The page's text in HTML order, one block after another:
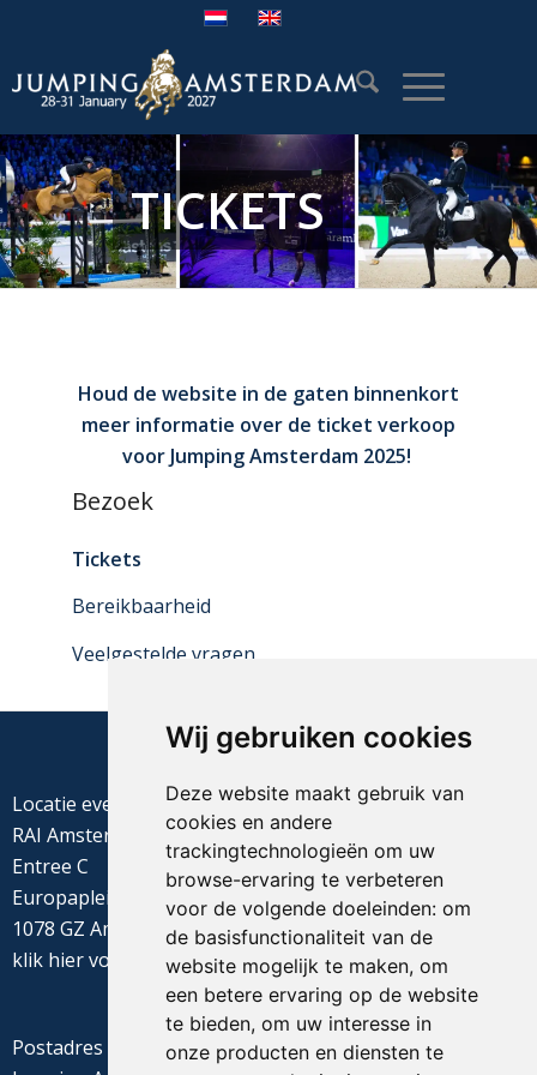
Wij gebruiken cookies
Deze website maakt gebruik van
cookies en andere
trackingtechnologieën om uw
browse-ervaring te verbeteren
voor de volgende doeleinden: om
de basisfunctionaliteit van de
website mogelijk te maken, om
een betere ervaring op de website
te bieden, om uw interesse in
onze producten en diensten te
TICKETS
Houd de website in de gaten binnenkort
meer informatie over de ticket verkoop
voor Jumping Amsterdam 2025!
Bezoek
Tickets
Bereikbaarheid
Veelgestelde vragen
Locatie evenement
RAI Amsterdam
Entree C
Europaplein 22
1078 GZ Amsterdam
klik hiervoor de routebeschrijving
Postadres